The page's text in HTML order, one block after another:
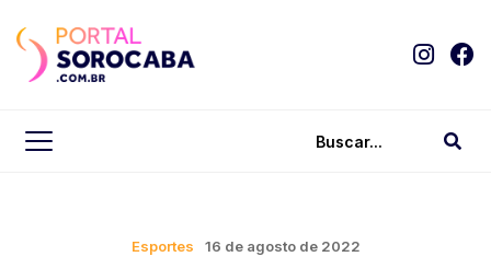
Esportes 16 de agosto de 2022